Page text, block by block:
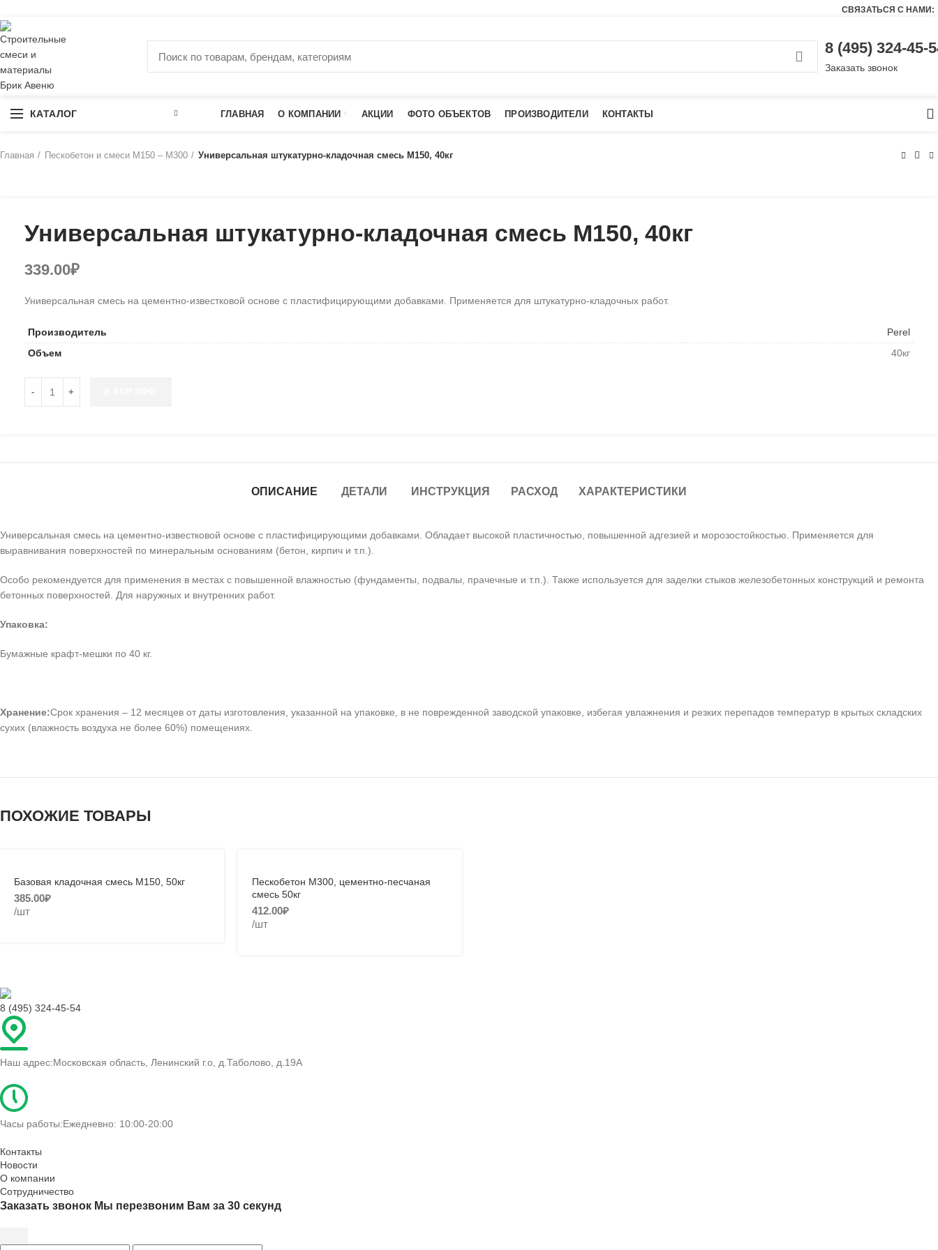
СВЯЗАТЬСЯ С НАМИ:
8 (495) 324-45-
Заказать звонок
КАТАЛОГ ГЛАВНАЯ О КОМПАНИИ АКЦИИ ФОТО ОБЪЕКТОВ ПРОИЗВОДИТЕЛИ КОНТАКТЫ
Главная Пескобетон и смеси М150 – М300 Универсальная штукатурно-кладочная смесь М150, 40кг
Универсальная штукатурно-кладочная смесь М150, 40кг
₽
Универсальная смесь на цементно-известковой основе с пластифицирующими добавками. Применяется для штукатурно-кладочных работ.
Производитель
Perel
Объем
40кг
ОПИСАНИЕ ДЕТАЛИ ИНСТРУКЦИЯ РАСХОД ХАРАКТЕРИСТИКИ
Универсальная смесь на цементно-известковой основе с пластифицирующими добавками. Обладает высокой пластичностью, повышенной адгезией и морозостойкостью. Применяется для
выравнивания поверхностей по минеральным основаниям (бетон, кирпич и т.п.).
Особо рекомендуется для применения в местах с повышенной влажностью (фундаменты, подвалы, прачечные и т.п.). Также используется для заделки стыков железобетонных конструкций и ремонта
бетонных поверхностей. Для наружных и внутренних работ.
Упаковка:
Бумажные крафт-мешки по 40 кг.
Хранение:Срок хранения – 12 месяцев от даты изготовления, указанной на упаковке, в не поврежденной заводской упаковке, избегая увлажнения и резких перепадов температур в крытых складских
сухих (влажность воздуха не более 60%) помещениях.
ПОХОЖИЕ ТОВАРЫ
Базовая кладочная смесь М150, 50кг
₽
Пескобетон М300, цементно-песчаная
смесь 50кг
₽
8 (495) 324-45-54
Наш адрес:Московская область, Ленинский г.о, д.Таболово, д.19А
Часы работы:Ежедневно: 10:00-20:00
Контакты
Новости
О компании
Сотрудничество
Заказать звонок Мы перезвоним Вам за 30 секунд